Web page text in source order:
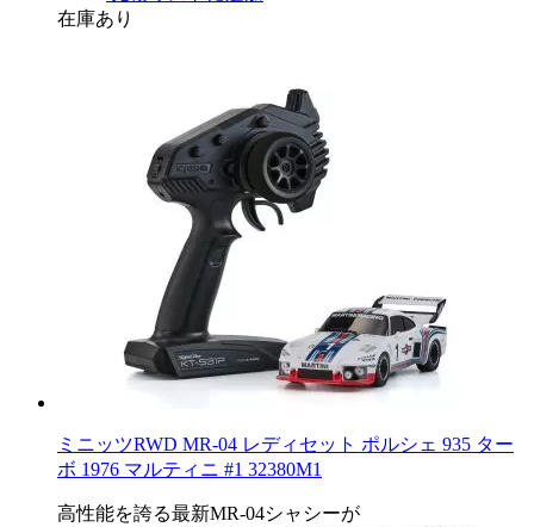
在庫あり
ミニッツRWD MR-04 レディセット ポルシェ 935 ター
ボ 1976 マルティニ #1 32380M1
高性能を誇る最新MR-04シャシーが